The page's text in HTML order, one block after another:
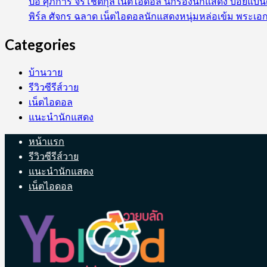
พิร์ล ศัจกร ฉลาด เน็ตไอดอลนักแสดงหนุ่มหล่อเข้ม พระเอ
Categories
บ้านวาย
รีวิวซีรีส์วาย
เน็ตไอดอล
แนะนำนักแสดง
หน้าแรก
รีวิวซีรีส์วาย
แนะนำนักแสดง
เน็ตไอดอล